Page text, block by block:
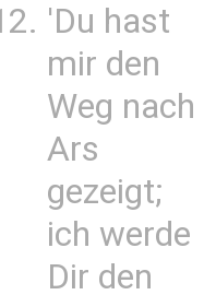
'Du hast
mir den
Weg nach
Ars
gezeigt;
ich werde
Dir den